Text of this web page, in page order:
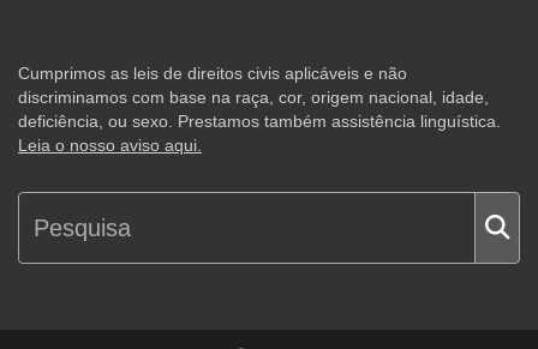
Cumprimos as leis de direitos civis aplicáveis e não
discriminamos com base na raça, cor, origem nacional, idade,
deficiência, ou sexo. Prestamos também assistência linguística.
Leia o nosso aviso aqui.